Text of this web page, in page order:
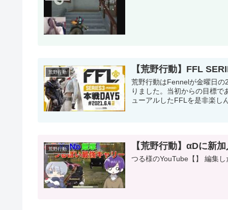
荒野行動 【荒野行動】FFL
荒野行動はFennelが金曜日
りました。当初からの目標
ューアルしたFFLを是非楽し
荒野行動 【荒野行動】αDに新
つる様のYouTube【】 編集